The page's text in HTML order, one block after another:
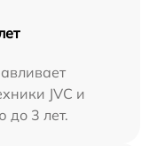
JVC и
до 3 лет.